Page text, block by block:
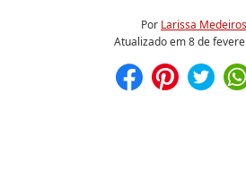
Por Larissa Medeiros
Atualizado em8 de